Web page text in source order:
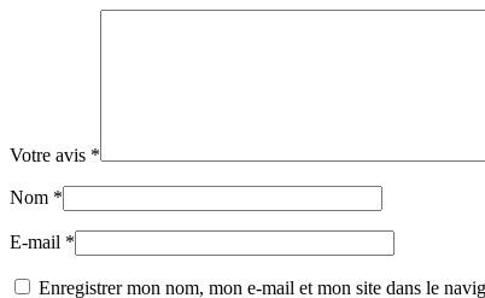
Votre avis *
Nom *
E-mail *
Enregistrer mon nom, mon e-mail et mon site dans le